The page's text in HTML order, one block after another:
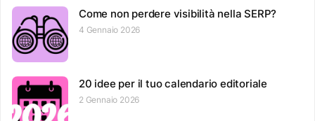
Come non perdere visibilità nella SERP?
4 Gennaio 2026
20 idee per il tuo calendario editoriale
2 Gennaio 2026